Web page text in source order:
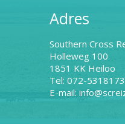
Adres
Southern Cross
Holleweg 100
1851 KK Heiloo
Tel: 072-5318173
E-mail: